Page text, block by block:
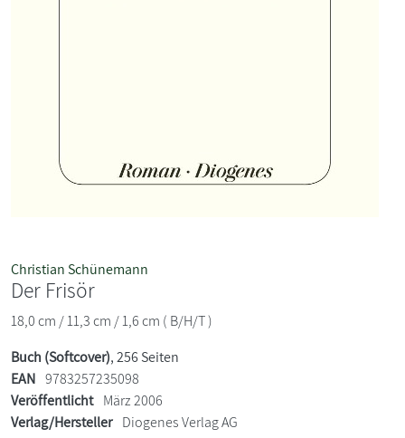
Christian Schünemann
Der Frisör
18,0 cm / 11,3 cm / 1,6 cm ( B/H/T )
Buch (Softcover), 256 Seiten
EAN 9783257235098
Veröffentlicht März 2006
Verlag/Hersteller Diogenes Verlag AG